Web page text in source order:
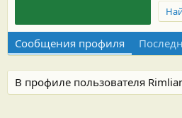
Сообщения профиля
В профиле пользователя